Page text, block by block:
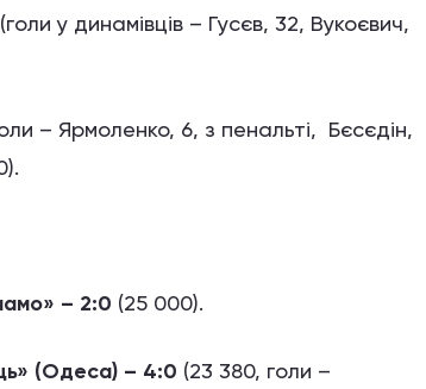
(голи у динамівців – Гусєв, 32, Вукоєвич,
– Ярмоленко, 6, з пенальті, Бєсєдін,
– 2:0 (25 000).
(Одеса) – 4:0 (23 380, голи –